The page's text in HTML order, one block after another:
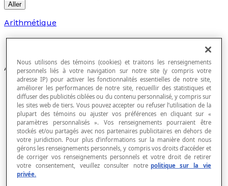
Aller
Arithmétique
Fractions
Articles
Addition de fractions
Approximation
Bande de fractions
Barre de fraction
Constante de proportionnalité
Constante mathématique
Demi
Dénominateur
Dénominateur commun
Division de fractions
Nous utilisons des témoins (cookies) et traitons les renseignements
personnels liés à votre navigation sur notre site (y compris votre
adresse IP) pour activer les fonctionnalités essentielles de notre site,
améliorer les performances de notre site, recueillir des statistiques et
diffuser des publicités ciblées ou du contenu personnalisé, y compris sur
les sites web de tiers. Vous pouvez accepter ou refuser l’utilisation de la
plupart des témoins ou ajuster vos préférences en cliquant sur «
paramètres personnalisés ». Vos renseignements pourraient être
stockés et/ou partagés avec nos partenaires publicitaires en dehors de
votre juridiction. Pour plus d’informations sur la manière dont nous
gérons les renseignements personnels, y compris vos droits d’accéder et
de corriger vos renseignements personnels et votre droit de retirer
votre consentement, veuillez consulter notre politique sur la vie
privée.